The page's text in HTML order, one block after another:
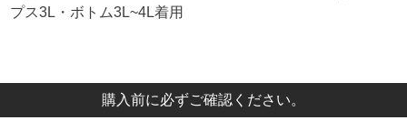
プス3L・ボトム3L~4L着用
購入前に必ずご確認ください。